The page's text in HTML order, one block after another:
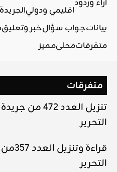
آراء وردود
اقليمي ودولي
بياناتجواب سؤالخبر وتعليق
متفرقاتمحليمميز
متفرقات
تنزيل العدد 472 من جريدة
التحرير
قراءة
التحرير